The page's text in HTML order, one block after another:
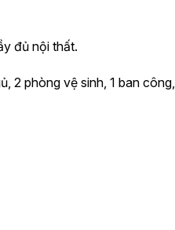
đủ nội thất.
2 phòng vệ sinh, 1 ban công,